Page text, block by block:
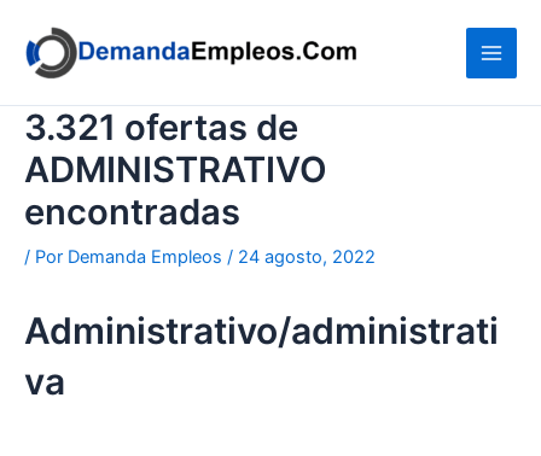
contenido
3.321 ofertas de
ADMINISTRATIVO
encontradas
/ Por Demanda Empleos / 24 agosto, 2022
Administrativo/administrati
va